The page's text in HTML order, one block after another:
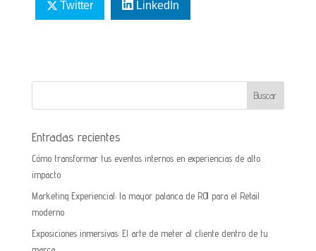
Twitter LinkedIn
Entradas recientes
Cómo transformar tus eventos internos en experiencias de alto
impacto
Marketing Experiencial: la mayor palanca de ROI para el Retail
moderno
Exposiciones inmersivas: El arte de meter al cliente dentro de tu